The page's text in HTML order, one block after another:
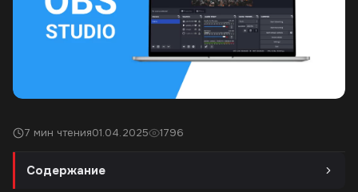
7 мин чтения01.04.2025 1796
Содержание